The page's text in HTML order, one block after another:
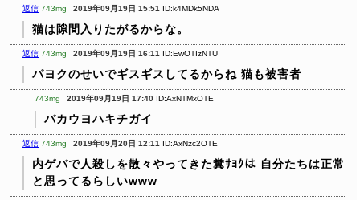
返信 743mg 2019年09月19日 15:51 ID:k4MDk5NDA
猫は隙間入りたがるからな。
返信 743mg 2019年09月19日 16:11 ID:EwOTIzNTU
パヨクのせいでギスギスしてるからね 猫も被害者
743mg 2019年09月19日 17:40 ID:AxNTMxOTE
バカウヨハキチガイ
返信 743mg 2019年09月20日 12:11 ID:AxNzc2OTE
内ゲバで人殺しを散々やってきた糞ｻﾖｸは 自分たちは正常
と思ってるらしいwww